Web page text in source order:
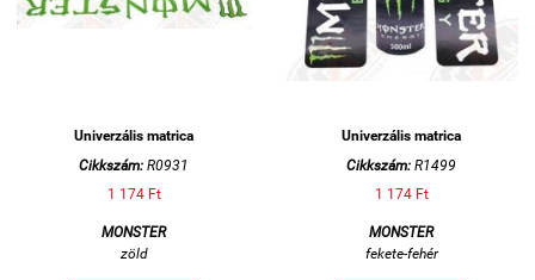
Univerzális matrica
Cikkszám: R0931
1 174 Ft
MONSTER
zöld
Univerzális matrica
Cikkszám: R1499
1 174 Ft
MONSTER
fekete-fehér